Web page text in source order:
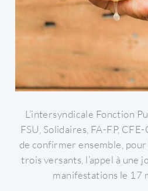
L’intersyndicale Fonction
FSU, Solidaires, FA-FP,
de confirmer ensemble,
trois versants, l’appel à une
manifestations le 17